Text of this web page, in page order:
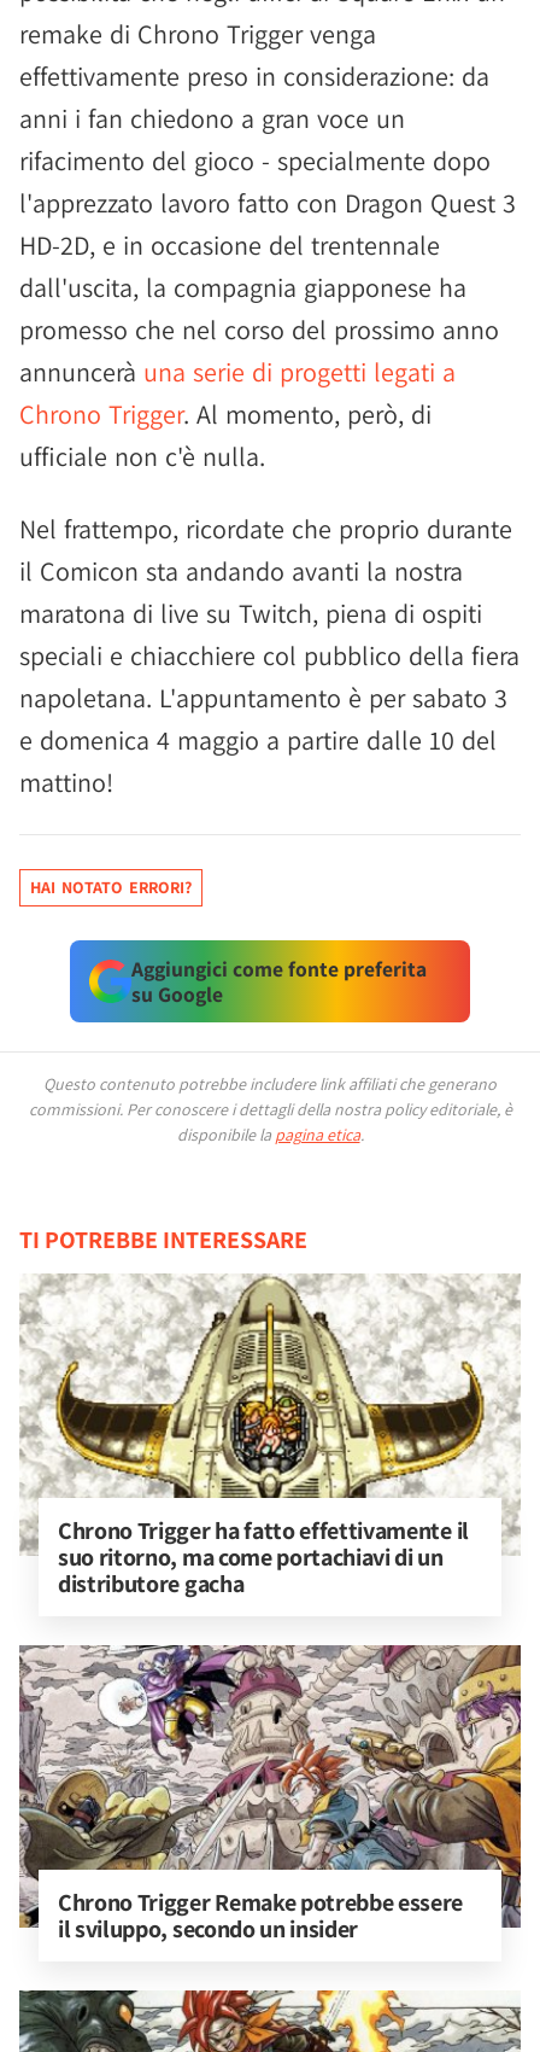
remake di Chrono Trigger venga
effettivamente preso in considerazione: da
anni i fan chiedono a gran voce un
rifacimento del gioco - specialmente dopo
l'apprezzato lavoro fatto con Dragon Quest 3
HD-2D, e in occasione del trentennale
dall'uscita, la compagnia giapponese ha
promesso che nel corso del prossimo anno
annuncerà una serie di progetti legati a
Chrono Trigger. Al momento, però, di
ufficiale non c'è nulla.
Nel frattempo, ricordate che proprio durante
il Comicon sta andando avanti la nostra
maratona di live su Twitch, piena di ospiti
speciali e chiacchiere col pubblico della fiera
napoletana. L'appuntamento è per sabato 3
e domenica 4 maggio a partire dalle 10 del
mattino!
HAI NOTATO ERRORI?
Aggiungici come fonte preferita
su Google
Questo contenuto potrebbe includere link affiliati che generano
commissioni. Per conoscere i dettagli della nostra policy editoriale, è
disponibile la pagina etica.
TI POTREBBE INTERESSARE
Chrono Trigger ha fatto effettivamente il
suo ritorno, ma come portachiavi di un
distributore gacha
Chrono Trigger Remake potrebbe essere
il sviluppo, secondo un insider